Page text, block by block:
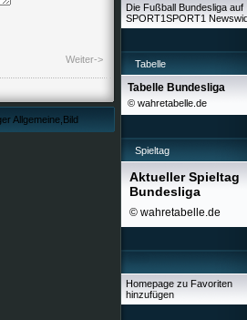
Weiter->
Allgemeine,Bild
Die Fußball Bundesliga auf
SPORT1SPORT1
Tabelle
Tabelle Bundesliga
© wahretabelle.de
Spieltag
Aktueller Spieltag
Bundesliga
© wahretabelle.de
Homepage zu Favoriten
hinzufügen